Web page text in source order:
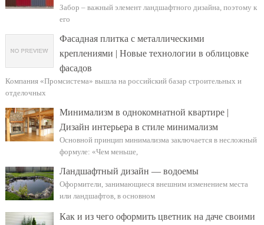
Забор – важный элемент ландшафтного дизайна, поэтому к
его
Фасадная плитка с металлическими
креплениями | Новые технологии в облицовке
фасадов
Компания «Промсистема» вышла на российский базар строительных и
отделочных
Минимализм в однокомнатной квартире |
Дизайн интерьера в стиле минимализм
Основной принцип минимализма заключается в несложный
формуле: «Чем меньше,
Ландшафтный дизайн — водоемы
Оформители, занимающиеся внешним изменением места
или ландшафтов, в основном
Как и из чего оформить цветник на даче своими